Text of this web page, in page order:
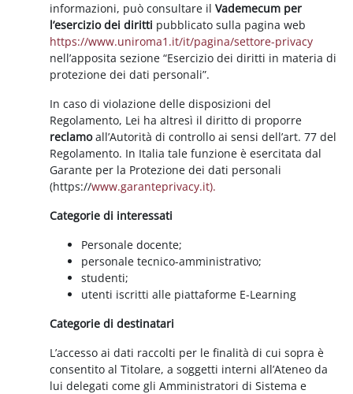
informazioni, può consultare ilVademecum per
l’esercizio dei diritti pubblicato sulla pagina web
https://www.uniroma1.it/it/pagina/settore-privacy
nell’apposita sezione “Esercizio dei diritti in materia di
protezione dei dati personali”.
In caso di violazione delle disposizioni del
Regolamento, Lei ha altresì il diritto di proporre
reclamoall’Autorità di controllo ai sensi dell’art. 77 del
Regolamento. In Italia tale funzione è esercitata dal
Garante per la Protezione dei dati personali
(https://www.garanteprivacy.it).
Categorie di interessati
Personale docente;
personale tecnico-amministrativo;
studenti;
utenti iscritti alle piattaforme E-Learning
Categorie di destinatari
L’accesso ai dati raccolti per le finalità di cui sopra è
consentito al Titolare, a soggetti interni all’Ateneo da
lui delegati come gli Amministratori di Sistema e